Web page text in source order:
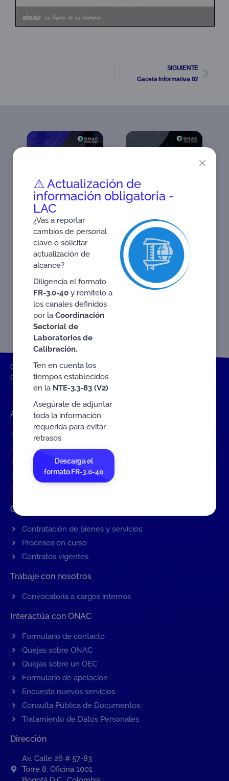
SIGUIENTE
Gaceta Informativa 02
Gaceta de
Internacionalización
Gaceta Informativa 08
ONAC Inicio ONAC
Publicaciones y brochures
Gaceta informativa ONACtívate
Accesos rápidos
Eventos
Tarifas MIT
Servicios de ONAC
Acredítate con ONAC
Contratación de Bienes y Servicios
Contratación de bienes y servicios
Procesos en curso
Contratos vigentes
Trabaje con nosotros
Convocatoria a cargos internos
Interactúa con ONAC
Formulario de contacto
Quejas sobre ONAC
Quejas sobre un OEC
Formulario de apelación
Encuesta nuevos servicios
Consulta Pública de Documentos
Tratamiento de Datos Personales
Dirección
Av. Calle 26 # 57-83
Torre 8, Oficina 1001
⚠️ Actualización de
información obligatoria -
LAC
¿Vas a reportar
cambios de personal
clave o solicitar
actualización de
alcance?
Diligencia el formato
FR-3.0-40y remítelo a
los canales definidos
por la Coordinación
Sectorial de
Laboratorios de
Calibración.
Ten en cuenta los
tiempos establecidos
en la NTE-3.3-83 (V2)
Asegúrate de adjuntar
toda la información
requerida para evitar
retrasos.
Descarga el
formato FR-3.0-40